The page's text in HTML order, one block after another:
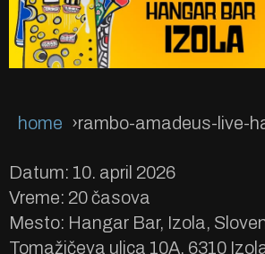
home
Datum: 10. april 2026
Vreme: 20 časova
Mesto: Hangar Bar, Izola,
Tomažičeva ulica 10A, 6310